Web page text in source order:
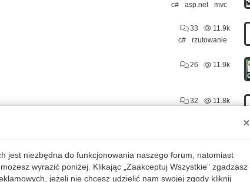
c# asp.net mvc
33 11.9k
c# rzutowanie
26 11.9k
32 11.8k
29 11.7k
×
jest niezbędna do funkcjonowania naszego forum, natomiast
wyrazić poniżej. Klikając „Zaakceptuj Wszystkie” zgadzasz
jeżeli nie chcesz udzielić nam swojej zgody kliknij